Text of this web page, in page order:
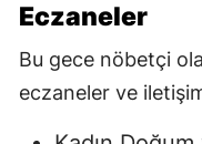
Eczaneler
Bu gece nöbetçi
eczaneler ve